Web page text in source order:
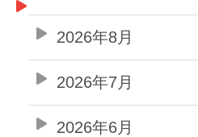
2026年8月
2026年7月
2026年6月